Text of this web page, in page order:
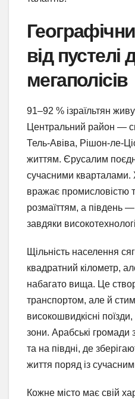
від пустелі
мегаполісів
91–92 % ізраїльтян
Центральний район —
Тель-Авіва, Рішон-ле-
життям. Єрусалим
сучасними кварталами.
вражає промисловістю
розмаїттям, а південь
завдяки
Щільність населення
квадратний кілометр,
набагато вища. Це
транспортом, але й
високошвидкісні
зони. Арабські громади
та на півдні, де
життя поряд із
Кожне місто має свій